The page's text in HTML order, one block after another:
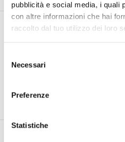
pubblicità e social media, i quali
con altre informazioni che hai
raccolto dal tuo utilizzo dei loro
delNecessari
Preferenze
Statistiche